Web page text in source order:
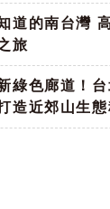
道的南台灣
旅
綠色廊道！
造近郊山生